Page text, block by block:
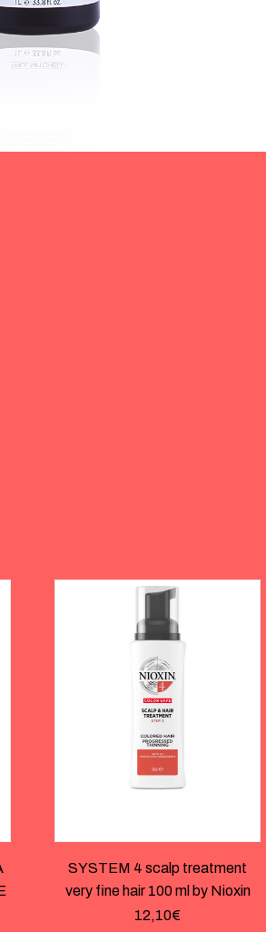
SYSTEM 4 scalp treatment
very fine hair 100 ml by Nioxin
12,10€